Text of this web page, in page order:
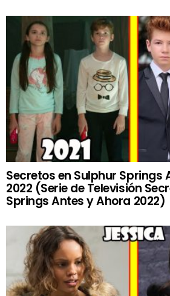
Secretos en Sulphur Springs
2022 (Serie de Televisión
Springs Antes y Ahora 2022)